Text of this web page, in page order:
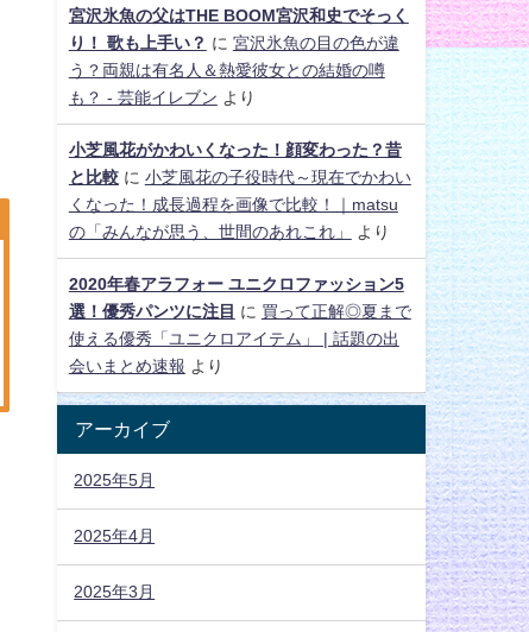
宮沢氷魚の父はTHE BOOM宮沢和史でそっく
り！ 歌も上手い？ に 宮沢氷魚の目の色が違
う？両親は有名人＆熱愛彼女との結婚の噂
も？ - 芸能イレブン より
小芝風花がかわいくなった！顔変わった？昔
と比較に 小芝風花の子役時代～現在でかわい
くなった！成長過程を画像で比較！｜matsu
の「みんなが思う、世間のあれこれ」
より
2020年春アラフォー ユニクロファッション5
選！優秀パンツに注目 に 買って正解◎夏まで
使える優秀「ユニクロアイテム」 | 話題の出
会いまとめ速報 より
アーカイブ
2025年5月
2025年4月
2025年3月